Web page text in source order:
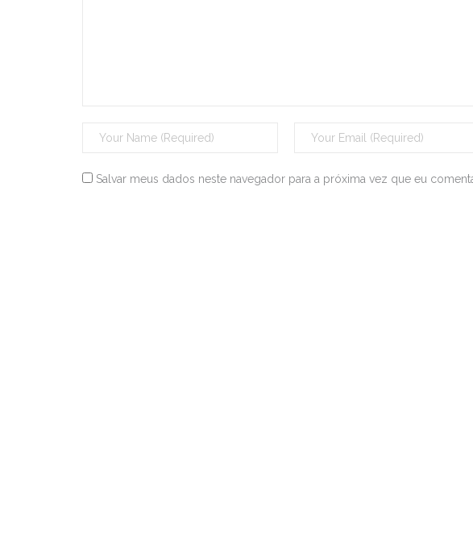
Salvar meus dados neste navegador para a próxima vez que eu